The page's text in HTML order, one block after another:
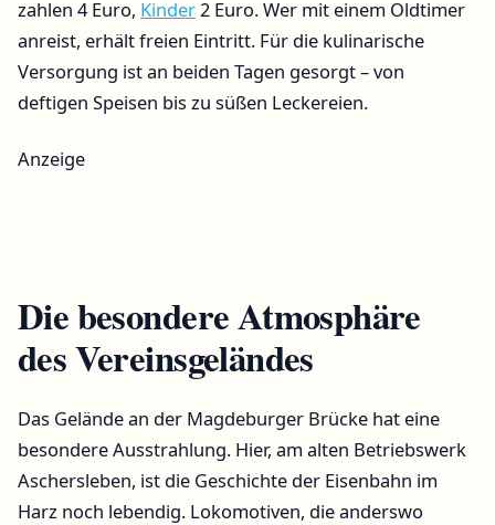
zahlen 4 Euro, Kinder2 Euro. Wer mit einem Oldtimer
anreist, erhält freien Eintritt. Für die kulinarische
Versorgung ist an beiden Tagen gesorgt – von
deftigen Speisen bis zu süßen Leckereien.
Anzeige
Die besondere Atmosphäre
des Vereinsgeländes
Das Gelände an der Magdeburger Brücke hat eine
besondere Ausstrahlung. Hier, am alten Betriebswerk
Aschersleben, ist die Geschichte der Eisenbahn im
Harz noch lebendig. Lokomotiven, die anderswo